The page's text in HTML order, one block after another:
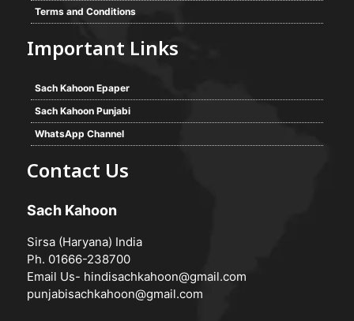
Terms and Conditions
Important Links
Sach Kahoon Epaper
Sach Kahoon Punjabi
WhatsApp Channel
Contact Us
Sach Kahoon
Sirsa (Haryana) India
Ph. 01666-238700
Email Us- hindisachkahoon@gmail.com
punjabisachkahoon@gmail.com